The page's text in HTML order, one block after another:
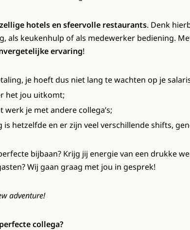
hotels en sfeervolle restaurants. Denk
als keukenhulp of als medewerker bediening.
ervaring!
je hoeft dus niet lang te wachten op je
het jou uitkomt;
werk je met andere collega’s;
is hetzelfde en er zijn veel verschillende shifts,
bijbaan? Krijg jij energie van een drukke
Wij gaan graag met jou in gesprek!
adventure!
collega?